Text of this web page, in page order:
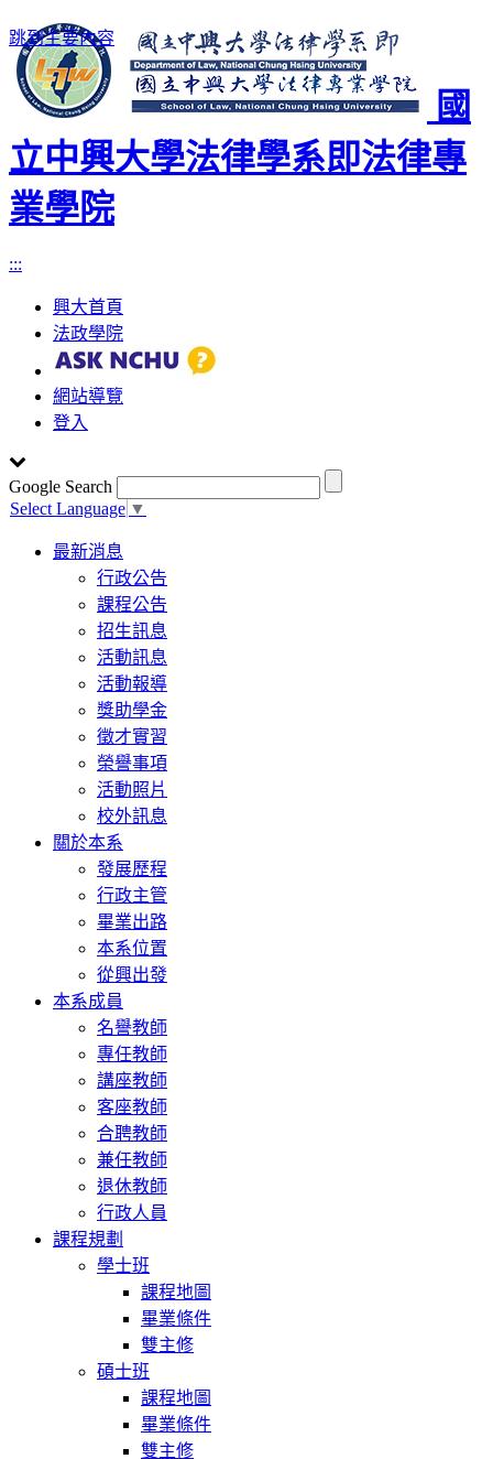
跳到主要內容
國
立中興大學法律學系即法律專
業學院
:::
興大首頁
法政學院
網站導覽
登入
Google Search
Select Language ▼
Toggle
navigation
最新消息
行政公告
課程公告
招生訊息
活動訊息
活動報導
獎助學金
徵才實習
榮譽事項
活動照片
校外訊息
關於本系
發展歷程
行政主管
畢業出路
本系位置
從興出發
本系成員
名譽教師
專任教師
講座教師
客座教師
合聘教師
兼任教師
退休教師
行政人員
課程規劃
學士班
課程地圖
畢業條件
雙主修
碩士班
課程地圖
畢業條件
雙主修